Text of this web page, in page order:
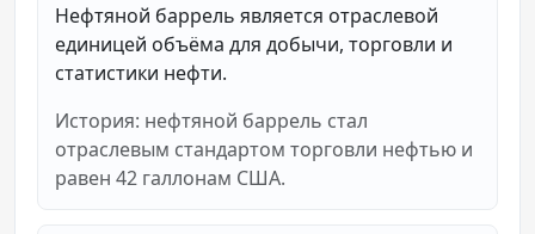
Нефтяной баррель является отраслевой
единицей объёма для добычи, торговли и
статистики нефти.
История: нефтяной баррель стал
отраслевым стандартом торговли нефтью и
равен 42 галлонам США.